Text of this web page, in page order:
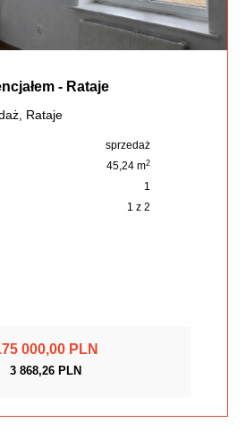
- Rataje
Rataje
sprzedaż
45,24 m2
1
1 z 2
000,00 PLN
3 868,26 PLN